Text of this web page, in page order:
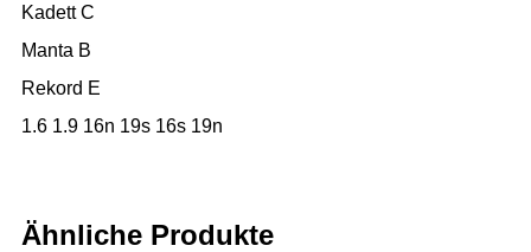
Kadett C
Manta B
Rekord E
1.6 1.9 16n 19s 16s 19n
Ähnliche Produkte